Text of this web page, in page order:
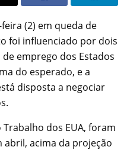
(2) em queda de
foi influenciado por dois
emprego dos Estados
do esperado, e a
disposta a negociar
dos EUA, foram
abril, acima da projeção